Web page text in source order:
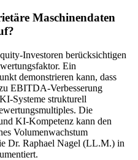
Maschinendaten
Investoren berücksichtigen
Ein
demonstrieren kann, dass
EBITDA-Verbesserung
Systeme strukturell
Die
KI-Kompetenz kann den
Volumenwachstum
Dr. Raphael Nagel (LL.M.) in